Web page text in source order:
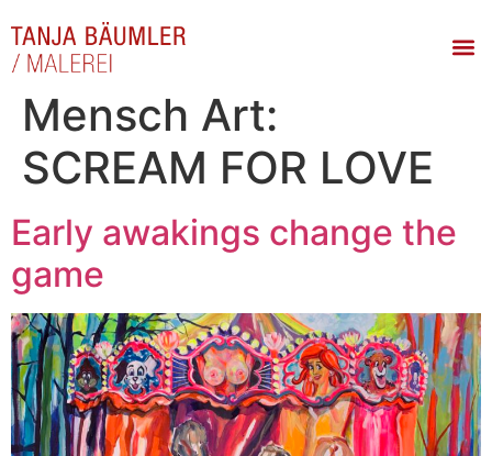
Mensch Art:
SCREAM FOR LOVE
Early awakings change the
game